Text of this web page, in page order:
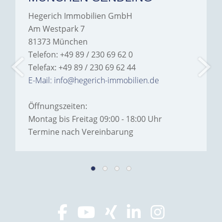
Hegerich Immobilien GmbH
Am Westpark 7
81373 München
Telefon: +49 89 / 230 69 62 0
Telefax: +49 89 / 230 69 62 44
E-Mail: info@hegerich-immobilien.de
Öffnungszeiten:
Montag bis Freitag 09:00 - 18:00 Uhr
Termine nach Vereinbarung